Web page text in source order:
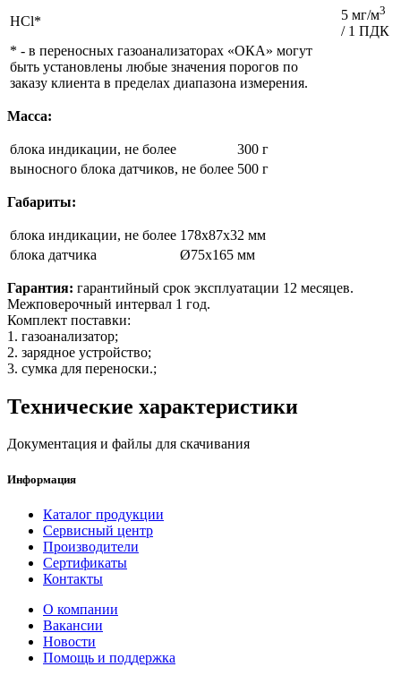
HCl*
5 мг/м3
/ 1 ПДК
* - в переносных газоанализаторах «ОКА» могут
быть установлены любые значения порогов по
заказу клиента в пределах диапазона измерения.
Масса:
блока индикации, не более
300 г
выносного блока датчиков, не более 500 г
Габариты:
блока индикации, не более 178x87x32 мм
блока датчика
Ø75x165 мм
Гарантия: гарантийный срок эксплуатации 12 месяцев.
Межповерочный интервал 1 год.
Комплект поставки:
1. газоанализатор;
2. зарядное устройство;
3. сумка для переноски.;
Технические характеристики
Документация и файлы для скачивания
Информация
Каталог продукции
Сервисный центр
Производители
Сертификаты
Контакты
О компании
Вакансии
Новости
Помощь и поддержка